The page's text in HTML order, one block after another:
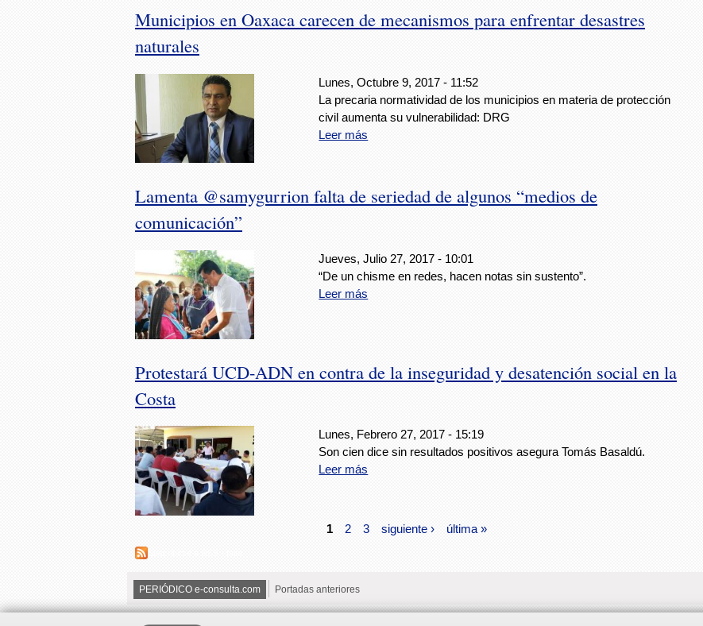
Municipios en Oaxaca carecen de mecanismos para enfrentar desastres
naturales
Lunes, Octubre 9, 2017 - 11:52
La precaria normatividad de los municipios en materia de protección
civil aumenta su vulnerabilidad: DRG
Leer más
Lamenta @samygurrion falta de seriedad de algunos “medios de
comunicación”
Jueves, Julio 27, 2017 - 10:01
“De un chisme en redes, hacen notas sin sustento”.
Leer más
Protestará UCD-ADN en contra de la inseguridad y desatención social en la
Costa
Lunes, Febrero 27, 2017 - 15:19
Son cien dice sin resultados positivos asegura Tomás Basaldú.
Leer más
1 2 3 siguiente › última »
PERIÓDICO e-consulta.com Portadas anteriores